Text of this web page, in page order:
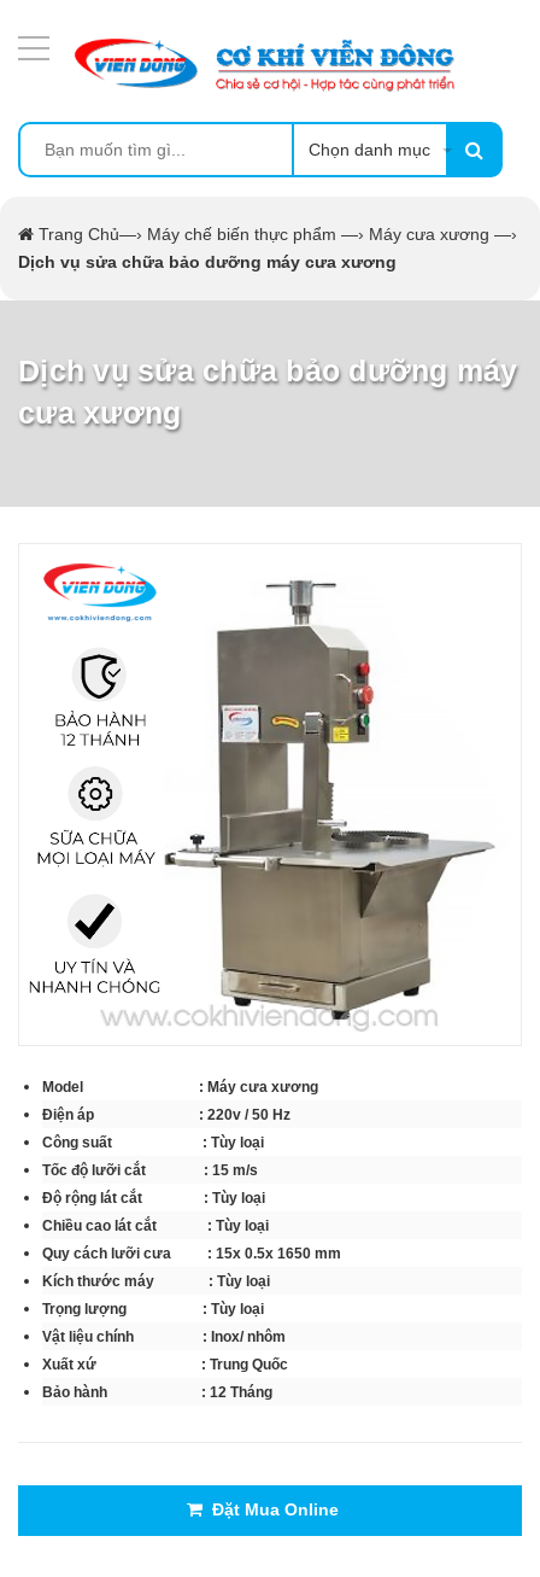
Chọn danh mục
Trang Chủ—› Máy chế biến thực phẩm —› Máy cưa xương —›
Dịch vụ sửa chữa bảo dưỡng máy cưa xương
Dịch vụ sửa chữa bảo dưỡng máy
cưa xương
Model : Máy cưa xương
Điện áp : 220v / 50 Hz
Công suất : Tùy loại
Tốc độ lưỡi cắt : 15 m/s
Độ rộng lát cắt : Tùy loại
Chiều cao lát cắt : Tùy loại
Quy cách lưỡi cưa : 15x 0.5x 1650 mm
Kích thước máy : Tùy loại
Trọng lượng : Tùy loại
Vật liệu chính : Inox/ nhôm
Xuất xứ : Trung Quốc
Bảo hành : 12 Tháng
Đặt Mua Online
MÁY ÉP MÍA TẠO BỌT
MÁY RỬA BÁT SIÊU ÂM
CẨM NANG
MÁY CHẾ BIẾN THỰC PHẨM
MÁY CHẾ BIẾN NÔNG SẢN
THIẾT BỊ LÀM ĐỒ ĂN NHANH
THIẾT BỊ LÀM BÁNH
MÁY ĐÓNG GÓI THỰC PHẨM
THIẾT BỊ LẠNH
THIẾT BỊ BẾP CÔNG NGHIỆP